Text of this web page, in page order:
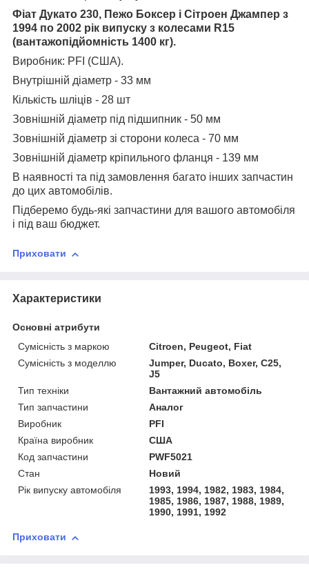
Фіат Дукато 230, Пежо Боксер і Сітроен Джампер з
1994 по 2002 рік випуску з колесами R15
(вантажопідйомність 1400 кг).
Виробник: PFI (США).
Внутрішній діаметр - 33 мм
Кількість шліців - 28 шт
Зовнішній діаметр під підшипник - 50 мм
Зовнішній діаметр зі сторони колеса - 70 мм
Зовнішній діаметр кріпильного фланця - 139 мм
В наявності та під замовлення багато інших запчастин
до цих автомобілів.
Підберемо будь-які запчастини для вашого автомобіля
і під ваш бюджет.
Приховати
Характеристики
Основні атрибути
Сумісність з маркою
Citroen, Peugeot, Fiat
Сумісність з моделлю
Jumper, Ducato, Boxer, C25,
J5
Тип техніки
Вантажний автомобіль
Тип запчастини
Аналог
Виробник
PFI
Країна виробник
США
Код запчастини
PWF5021
Стан
Новий
Рік випуску автомобіля
1993, 1994, 1982, 1983, 1984,
1985, 1986, 1987, 1988, 1989,
1990, 1991, 1992
Приховати